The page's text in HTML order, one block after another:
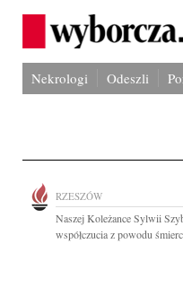
Nekrologi Odeszli
RZESZÓW
Naszej Koleżance Sylwii
współczucia z powodu